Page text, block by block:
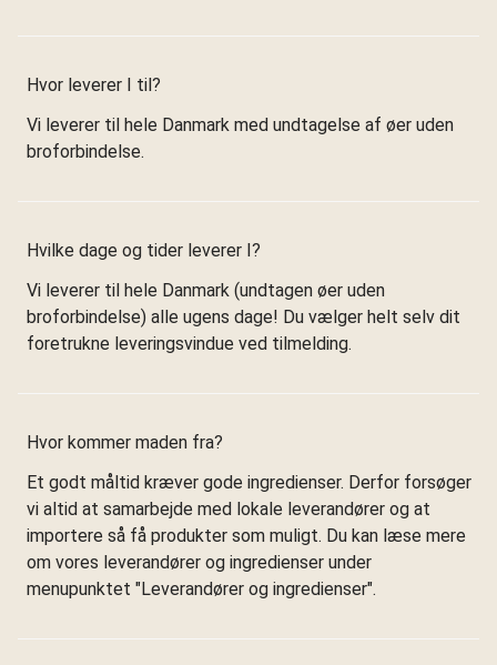
Hvor leverer I til?
Vi leverer til hele Danmark med undtagelse af øer uden
broforbindelse.
Hvilke dage og tider leverer I?
Vi leverer til hele Danmark (undtagen øer uden
broforbindelse) alle ugens dage! Du vælger helt selv dit
foretrukne leveringsvindue ved tilmelding.
Hvor kommer maden fra?
Et godt måltid kræver gode ingredienser. Derfor forsøger
vi altid at samarbejde med lokale leverandører og at
importere så få produkter som muligt. Du kan læse mere
om vores leverandører og ingredienser under
menupunktet "Leverandører og ingredienser".